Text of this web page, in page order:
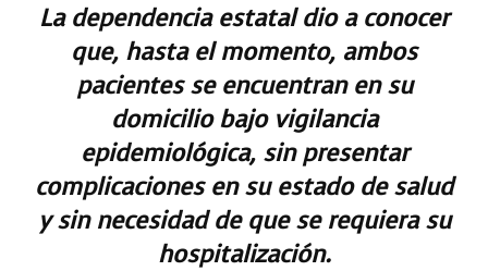
La dependencia estatal dio a conocer
que, hasta el momento, ambos
pacientes se encuentran en su
domicilio bajo vigilancia
epidemiológica, sin presentar
complicaciones en su estado de salud
y sin necesidad de que se requiera su
hospitalización.